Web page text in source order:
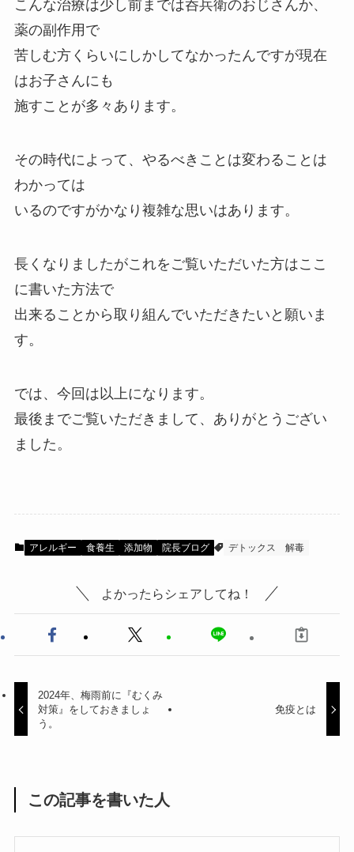
こんな治療は少し前までは呑兵衛のおじさんか、
薬の副作用で
苦しむ方くらいにしかしてなかったんですが現在
はお子さんにも
施すことが多々あります。
その時代によって、やるべきことは変わることは
わかっては
いるのですがかなり複雑な思いはあります。
長くなりましたがこれをご覧いただいた方はここ
に書いた方法で
出来ることから取り組んでいただきたいと願いま
す。
では、今回は以上になります。
最後までご覧いただきまして、ありがとうござい
ました。
アレルギー 食養生 添加物 院長ブログ デトックス 解毒
よかったらシェアしてね！
2024年、梅雨前に『むくみ
対策』をしておきましょ
う。
免疫とは
この記事を書いた人